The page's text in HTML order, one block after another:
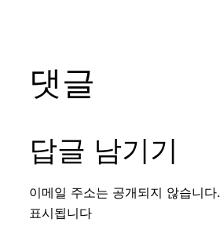
댓글
답글 남기기
이메일 주소는 공개되지 않습니다.
표시됩니다